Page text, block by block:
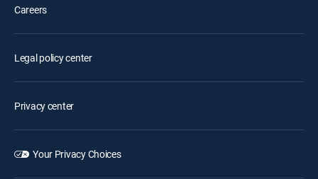
Careers
Legal policy center
Privacy center
Your Privacy Choices